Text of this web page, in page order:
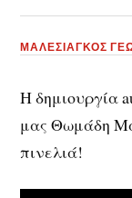
ΜΑΛΕΣΙΑΓΚΟΣ
Η δημιουργία
μας Θωμάδη
πινελιά!